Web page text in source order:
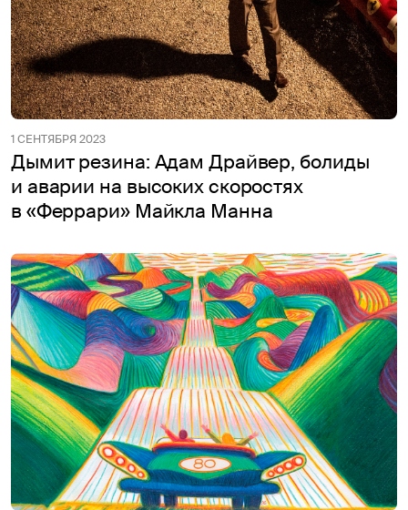
1 СЕНТЯБРЯ 2023
Дымит резина: Адам Драйвер, болиды
и аварии на высоких скоростях
в «Феррари» Майкла Манна